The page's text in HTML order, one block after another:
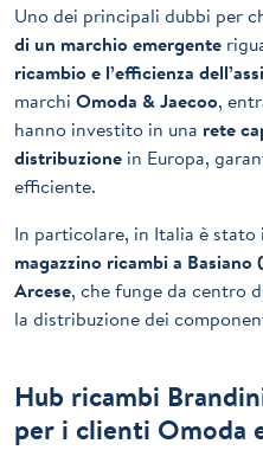
Uno dei principali dubbi per
di un marchio emergente
ricambio e l’efficienza
marchi Omoda & Jaecoo,
hanno investito in una rete
distribuzione in Europa,
efficiente.
In particolare, in Italia è stato
magazzino ricambi a
Arcese, che funge da centro
la distribuzione dei
Hub ricambi
per i clienti Omoda